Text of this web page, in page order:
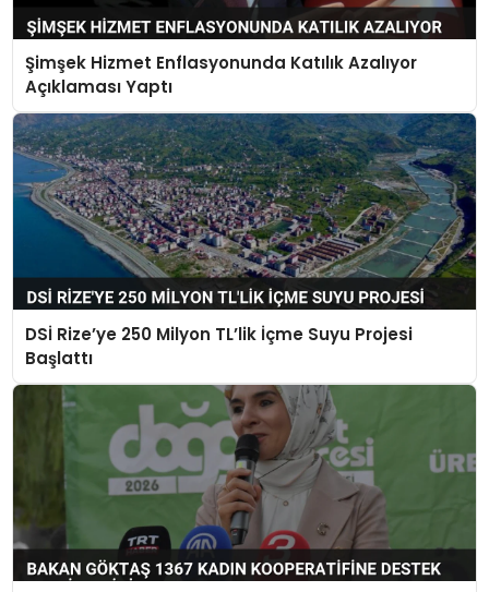
Şimşek Hizmet Enflasyonunda Katılık Azalıyor
Açıklaması Yaptı
DSİ Rize’ye 250 Milyon TL’lik İçme Suyu Projesi
Başlattı